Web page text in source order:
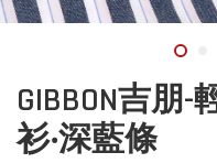
GIBBON吉朋
衫‧深藍條